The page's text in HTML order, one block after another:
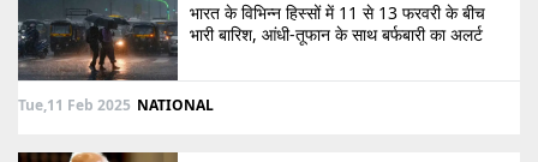
भारत के विभिन्न हिस्सों में 11 से 13 फरवरी के बीच
भारी बारिश, आंधी-तूफान के साथ बर्फबारी का अलर्ट
Tue,11 Feb 2025 NATIONAL